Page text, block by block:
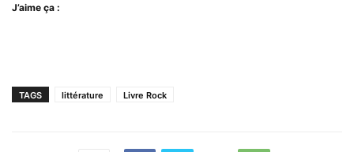
J’aime ça :
TAGS littérature Livre Rock